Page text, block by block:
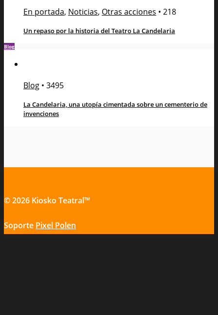
En portada, Noticias, Otras acciones • 218
Un repaso por la historia del Teatro La Candelaria
Blog
Blog • 3495
La Candelaria, una utopía cimentada sobre un cementerio de
invenciones
© 2026 Kiosko Teatral™
Soporte Pixel Polen